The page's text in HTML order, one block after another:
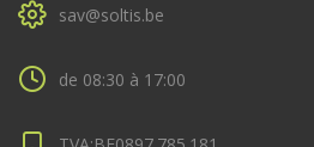
sav@soltis.be
de 08:30 à 17:00